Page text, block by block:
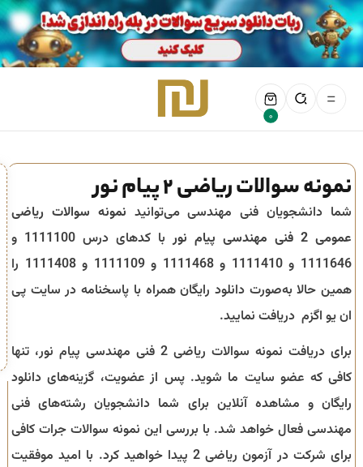
0
نمونه سوالات ریاضی 2 پیام نور
شما دانشجویان فنی مهندسی می‌توانید نمونه سوالات ریاضی
عمومی 2 فنی مهندسی پیام نور
با کدهای درس 1111100 و
1111646 و 1111410 و 1111468 و 1111109 و 1111408 را
همین حالا به‌صورت دانلود رایگان همراه با پاسخنامه در سایت پی
ان یو اگزم دریافت نمایید.
برای دریافت نمونه سوالات ریاضی 2 فنی مهندسی پیام نور، تنها
کافی که عضو سایت ما شوید. پس از عضویت، گزینه‌های دانلود
رایگان و مشاهده آنلاین برای شما دانشجویان رشته‌های فنی
مهندسی فعال خواهد شد. با بررسی این نمونه سوالات جرات کافی
برای شرکت در آزمون ریاضی 2 پیدا خواهید کرد. با امید موفقیت